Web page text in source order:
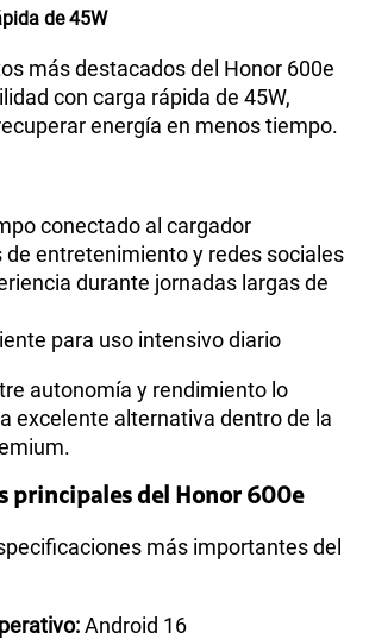
de 45W
más destacados del Honor 600e
con carga rápida de 45W,
energía en menos tiempo.
conectado al cargador
de entretenimiento y redes sociales
durante jornadas largas de
para uso intensivo diario
autonomía y rendimiento lo
excelente alternativa dentro de la
principales del Honor 600e
más importantes del
Android 16